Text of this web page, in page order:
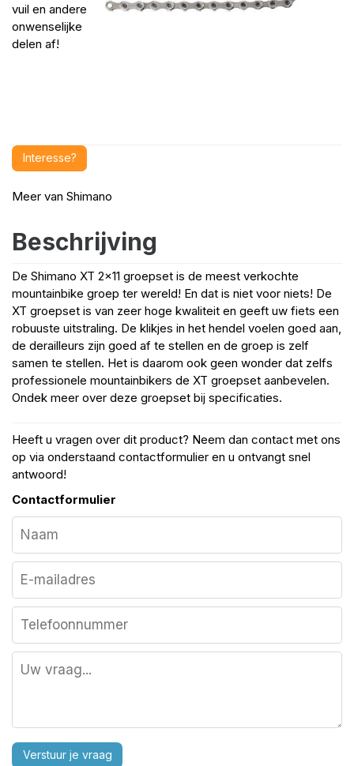
vuil en andere
onwenselijke
delen af!
Interesse?
Meer van Shimano
Beschrijving
De Shimano XT 2x11 groepset is de meest verkochte
mountainbike groep ter wereld! En dat is niet voor niets! De
XT groepset is van zeer hoge kwaliteit en geeft uw fiets een
robuuste uitstraling. De klikjes in het hendel voelen goed aan,
de derailleurs zijn goed af te stellen en de groep is zelf
samen te stellen. Het is daarom ook geen wonder dat zelfs
professionele mountainbikers de XT groepset aanbevelen.
Ondek meer over deze groepset bij specificaties.
Heeft u vragen over dit product? Neem dan contact met ons
op via onderstaand contactformulier en u ontvangt snel
antwoord!
Contactformulier
Verstuur je vraag